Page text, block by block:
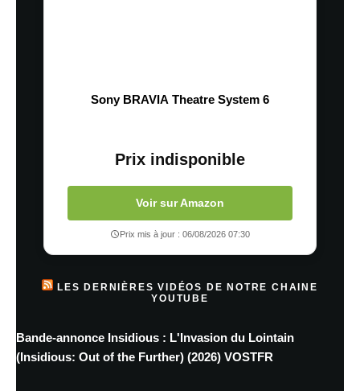
Sony BRAVIA Theatre System 6
Prix indisponible
Voir sur Amazon
Prix mis à jour : 06/08/2026 07:30
LES DERNIÈRES VIDÉOS DE NOTRE CHAINE
YOUTUBE
Bande-annonce Insidious : L'Invasion du Lointain
(Insidious: Out of the Further) (2026) VOSTFR